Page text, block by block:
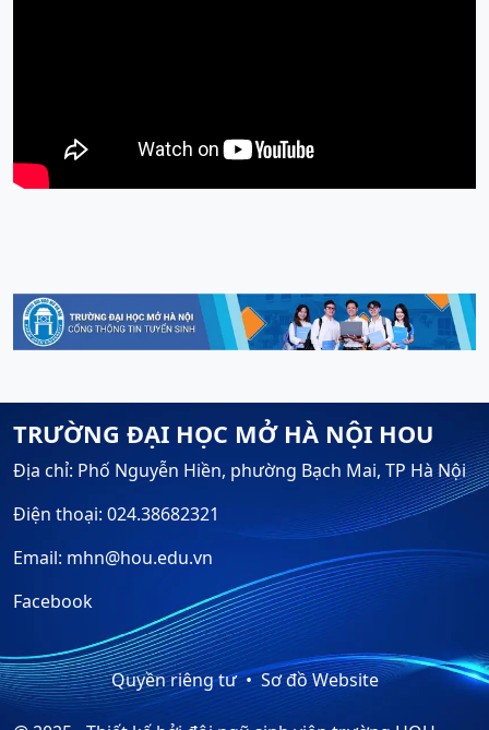
TRƯỜNG ĐẠI HỌC MỞ HÀ NỘI HOU
Địa chỉ: Phố Nguyễn Hiền, phường Bạch Mai, TP Hà Nội
Điện thoại: 024.38682321
Email: mhn@hou.edu.vn
Facebook
Quyền riêng tư Sơ đồ Website